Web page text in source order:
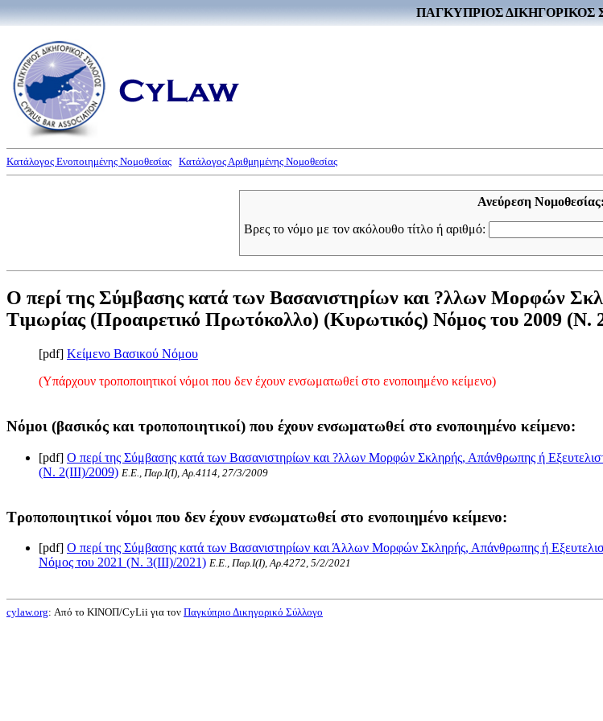
ΠΑΓΚΥΠΡΙΟΣ ΔΙΚΗΓΟΡΙΚΟΣ
Κατάλογος Ενοποιημένης Νομοθεσίας Κατάλογος Αριθμημένης Νομοθεσίας
Ανεύρεση Νομοθεσίας:
Βρες το νόμο με τον ακόλουθο τίτλο ή αριθμό:
Ο περί της Σύμβασης κατά των Βασανιστηρίων και ?λλων Μορφών
Τιμωρίας (Προαιρετικό Πρωτόκολλο) (Κυρωτικός) Νόμος του 2009 (Ν.
[pdf] Κείμενο Βασικού Νόμου
(Υπάρχουν τροποποιητικοί νόμοι που δεν έχουν ενσωματωθεί στο ενοποιημένο κείμενο)
Νόμοι (βασικός και τροποποιητικοί) που έχουν ενσωματωθεί στο ενοποιημένο κείμενο:
[pdf] Ο περί της Σύμβασης κατά των Βασανιστηρίων και ?λλων Μορφών Σκληρής, Απάνθρωπης ή
(Ν. 2(III)/2009) Ε.Ε., Παρ.Ι(I), Αρ.4114, 27/3/2009
Τροποποιητικοί νόμοι που δεν έχουν ενσωματωθεί στο ενοποιημένο κείμενο:
[pdf] Ο περί της Σύμβασης κατά των Βασανιστηρίων και Άλλων Μορφών Σκληρής, Απάνθρωπης ή
Νόμος του 2021 (Ν. 3(III)/2021) Ε.Ε., Παρ.Ι(I), Αρ.4272, 5/2/2021
cylaw.org: Από το ΚΙΝOΠ/CyLii για τον Παγκύπριο Δικηγορικό Σύλλογο